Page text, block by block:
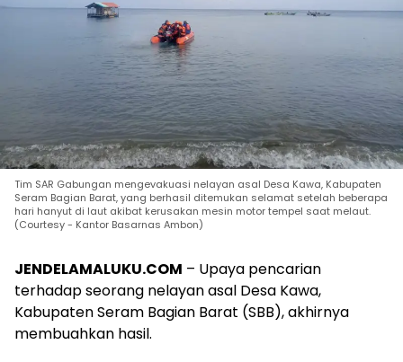
Tim SAR Gabungan mengevakuasi nelayan asal Desa Kawa, Kabupaten
Seram Bagian Barat, yang berhasil ditemukan selamat setelah beberapa
hari hanyut di laut akibat kerusakan mesin motor tempel saat melaut.
(Courtesy - Kantor Basarnas Ambon)
JENDELAMALUKU.COM – Upaya pencarian
terhadap seorang nelayan asal Desa Kawa,
Kabupaten Seram Bagian Barat (SBB), akhirnya
membuahkan hasil.